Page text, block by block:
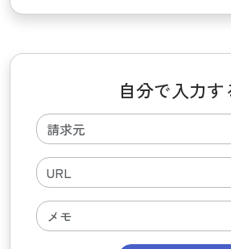
自分で入力す